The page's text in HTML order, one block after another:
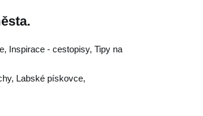
Inspirace - cestopisy, Tipy na
, Labské pískovce,